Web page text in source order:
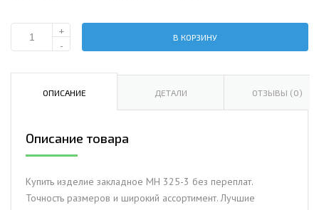
Количество
закладное
+
-
В КОРЗИНУ
ОПИСАНИЕ ДЕТАЛИ ОТЗЫВЫ (0)
Описание товара
Купить изделие закладное МН 325-3 без переплат.
Точность размеров и широкий ассортимент. Лучшие